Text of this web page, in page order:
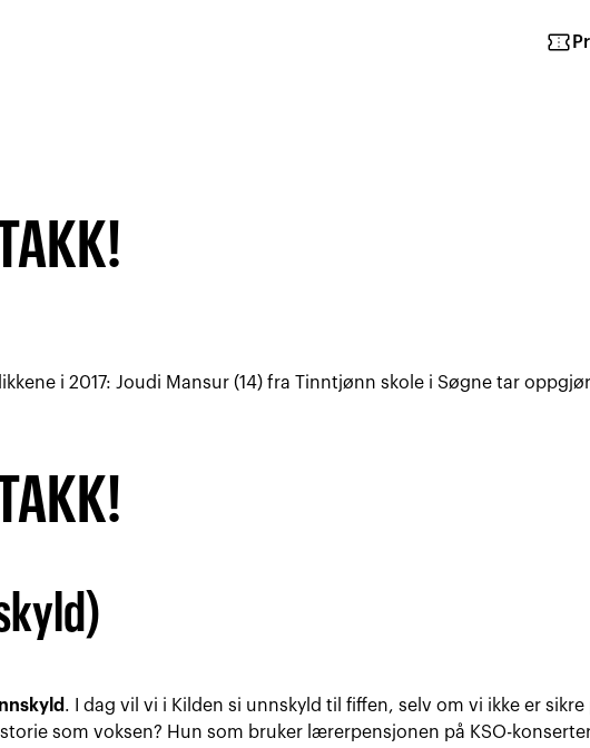
confirmation_number
i 2017: Joudi Mansur (14) fra Tinntjønn skole i Søgne tar
. I dag vil vi i Kilden si unnskyld til fiffen, selv om vi ikke er
som voksen? Hun som bruker lærerpensjonen på KSO-